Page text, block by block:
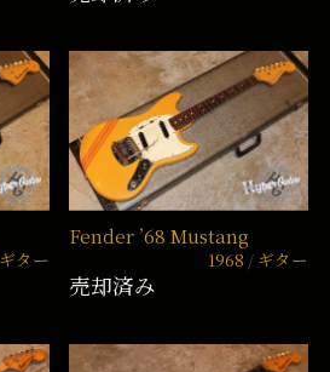
ギター
Fender ’68 Mustang
1968 ギター
売却済み